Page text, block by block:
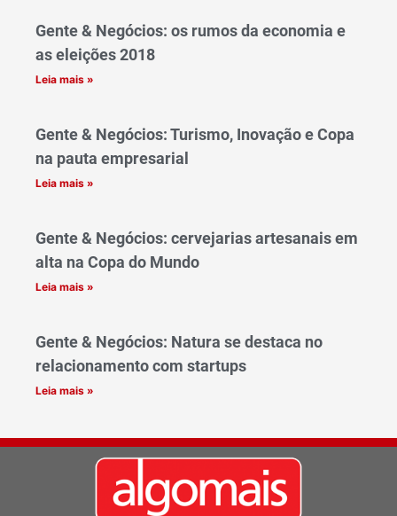
Gente & Negócios: os rumos da economia e
as eleições 2018
Leia mais »
Gente & Negócios: Turismo, Inovação e Copa
na pauta empresarial
Leia mais »
Gente & Negócios: cervejarias artesanais em
alta na Copa do Mundo
Leia mais »
Gente & Negócios: Natura se destaca no
relacionamento com startups
Leia mais »